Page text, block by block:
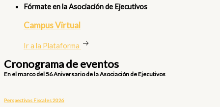
Fórmate en la Asociación de Ejecutivos
Campus Virtual
Ir a la Plataforma
Cronograma de eventos
En el marco del 56 Aniversario de la Asociación de Ejecutivos
Perspectivas Fiscales 2026